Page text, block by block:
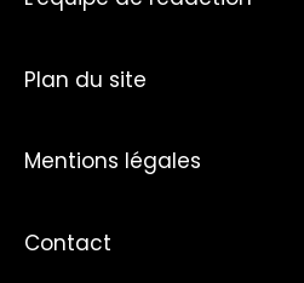
Plan du site
Mentions légales
Contact